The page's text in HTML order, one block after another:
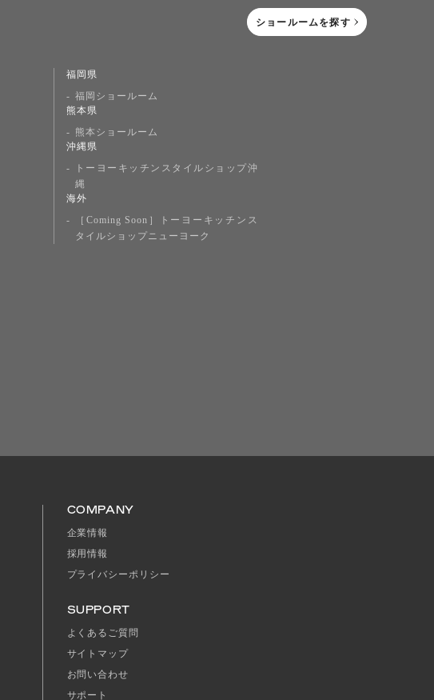
ショールームを探す
福岡県
福岡ショールーム
熊本県
熊本ショールーム
沖縄県
トーヨーキッチンスタイルショップ沖
縄
海外
［Coming Soon］トーヨーキッチンス
タイルショップニューヨーク
COMPANY
企業情報
採用情報
プライバシーポリシー
SUPPORT
よくあるご質問
サイトマップ
お問い合わせ
サポート